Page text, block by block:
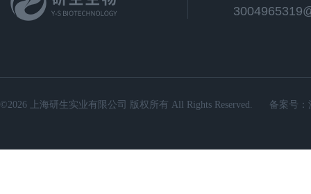
©2026 上海研生实业有限公司 版权所有 All Rights Reserved. 备案号：